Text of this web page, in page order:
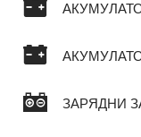
ЗАРЯДНИ